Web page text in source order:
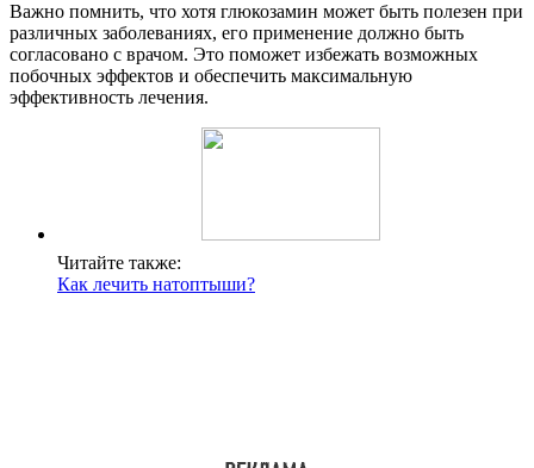
Важно помнить, что хотя глюкозамин может быть полезен при
различных заболеваниях, его применение должно быть
согласовано с врачом. Это поможет избежать возможных
побочных эффектов и обеспечить максимальную
эффективность лечения.
Читайте также:
Как лечить натоптыши?